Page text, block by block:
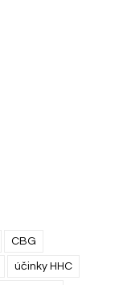
CBG
účinky HHC